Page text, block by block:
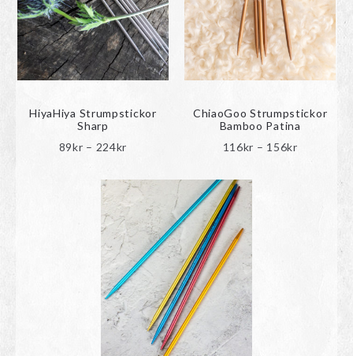
HiyaHiya Strumpstickor
Sharp
89kr – 224kr
till
224kr
ChiaoGoo Strumpstickor
Bamboo Patina
116kr – 156kr